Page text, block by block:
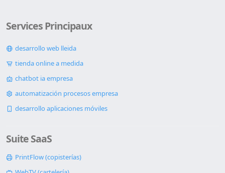
Services Principaux
desarrollo web lleida
tienda online a medida
chatbot ia empresa
automatización procesos empresa
desarrollo aplicaciones móviles
Suite SaaS
PrintFlow (copisterías)